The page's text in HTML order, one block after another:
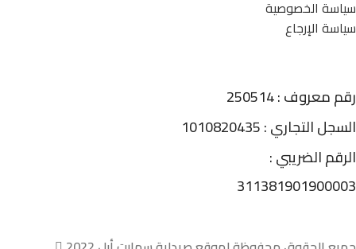
سياسة الخصوصية
سياسة الإرجاع
رقم معروف : 250514
السجل التجاري : 1010820435
الرقم الضريبي :
311381901900003